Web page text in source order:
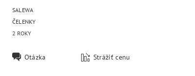
SALEWA
ČELENKY
2 ROKY
Otázka Strážiť cenu